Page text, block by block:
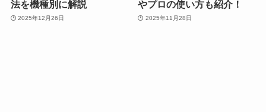
法を機種別に解説
2025年12月26日
やプロの使い方も紹介！
2025年11月28日